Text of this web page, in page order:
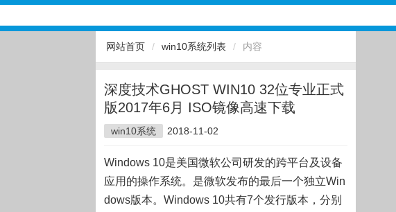
网站首页 / win10系统列表 / 内容
深度技术GHOST WIN10 32位专业正式
版2017年6月 ISO镜像高速下载
win10系统 2018-11-02
Windows 10是美国微软公司研发的跨平台及设备
应用的操作系统。是微软发布的最后一个独立Win
dows版本。Windows 10共有7个发行版本，分别